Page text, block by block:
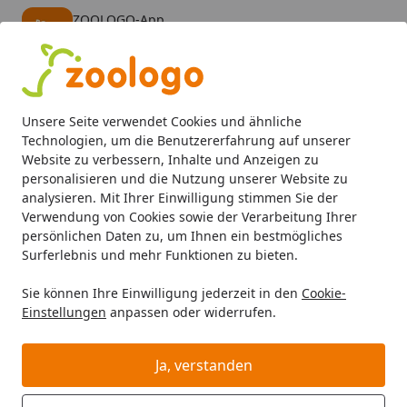
Unsere Seite verwendet Cookies und ähnliche
Technologien, um die Benutzererfahrung auf unserer
Website zu verbessern, Inhalte und Anzeigen zu
personalisieren und die Nutzung unserer Website zu
analysieren. Mit Ihrer Einwilligung stimmen Sie der
Verwendung von Cookies sowie der Verarbeitung Ihrer
persönlichen Daten zu, um Ihnen ein bestmögliches
Surferlebnis und mehr Funktionen zu bieten.
Sie können Ihre Einwilligung jederzeit in den Cookie-
Einstellungen anpassen oder widerrufen.
Ja, verstanden
ZOOLOGO-App
Alle Produkte
Mein Konto
Suchen
Startseite
Was beinhaltet das Produkt - ist alles enthalten was auf
Was beinhaltet das Produkt - ist
alles enthalten was auf dem
Produktbild zu sehen ist?
Die Bilder sind Beispielbilder des jeweiligen Produkts.
Maßgebend ist immer die hinterlegte